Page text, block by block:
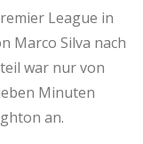
League in
Marco Silva nach
war nur von
Minuten
an.